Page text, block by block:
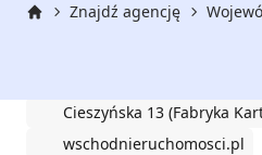
Znajdź agencję
Cieszyńska 13 (Fabryka
wschodnieruchomosci.pl